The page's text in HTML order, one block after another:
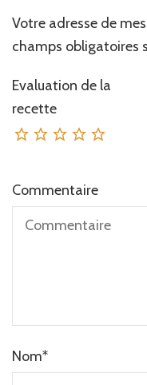
Votre adresse de
champs obligatoires
Evaluation de la
recette
Commentaire
Nom*